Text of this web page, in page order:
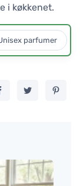
i køkkenet.
parfumer